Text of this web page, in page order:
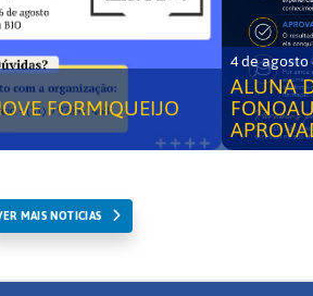
FORMIQUEIJO
4 de agosto
ALUNA
MAIS NOTICIAS